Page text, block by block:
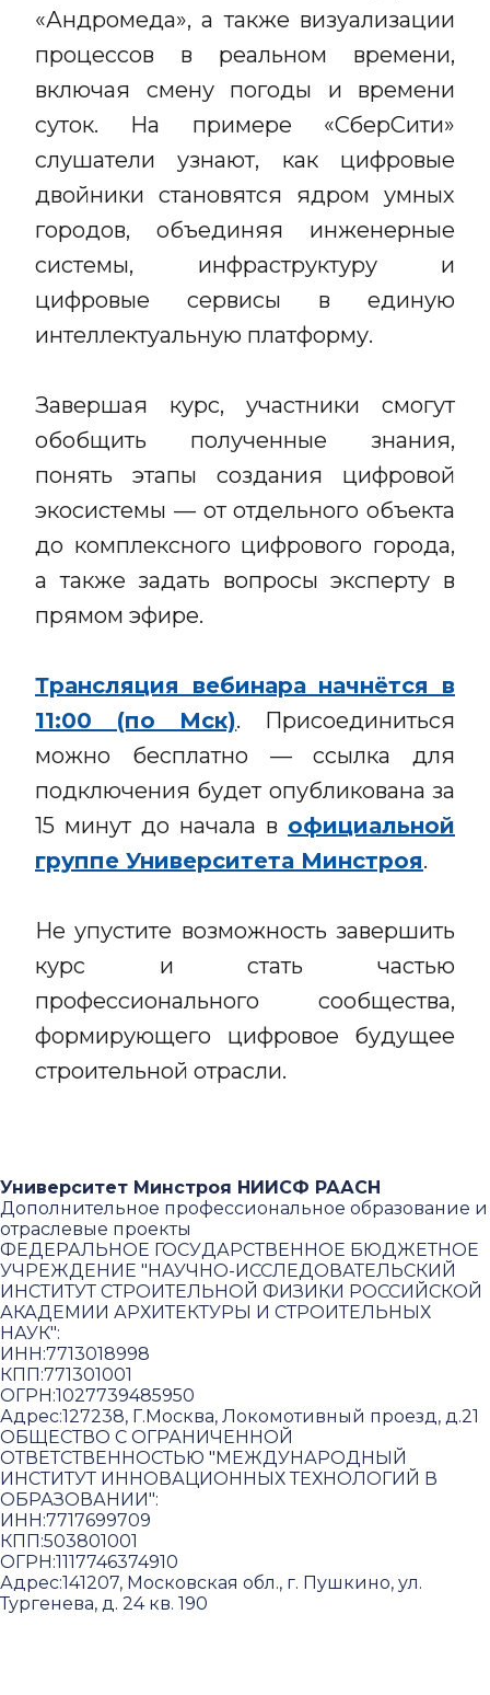
«Андромеда», а также визуализации
процессов в реальном времени,
включая смену погоды и времени
суток. На примере «СберСити»
слушатели узнают, как цифровые
двойники становятся ядром умных
городов, объединяя инженерные
системы, инфраструктуру и
цифровые сервисы в единую
интеллектуальную платформу.
Завершая курс, участники смогут
обобщить полученные знания,
понять этапы создания цифровой
экосистемы — от отдельного объекта
до комплексного цифрового города,
а также задать вопросы эксперту в
прямом эфире.
Трансляция вебинара начнётся в
11:00 (по Мск). Присоединиться
можно бесплатно — ссылка для
подключения будет опубликована за
15 минут до начала в официальной
группе Университета Минстроя.
Не упустите возможность завершить
курс и стать частью
профессионального сообщества,
формирующего цифровое будущее
строительной отрасли.
Университет Минстроя НИИСФ РААСН
Дополнительное профессиональное образование и
отраслевые проекты
ФЕДЕРАЛЬНОЕ ГОСУДАРСТВЕННОЕ БЮДЖЕТНОЕ
УЧРЕЖДЕНИЕ "НАУЧНО-ИССЛЕДОВАТЕЛЬСКИЙ
ИНСТИТУТ СТРОИТЕЛЬНОЙ ФИЗИКИ РОССИЙСКОЙ
АКАДЕМИИ АРХИТЕКТУРЫ И СТРОИТЕЛЬНЫХ
НАУК":
ИНН:7713018998
КПП:771301001
ОГРН:1027739485950
Адрес:127238, Г.Москва, Локомотивный проезд, д.21
ОБЩЕСТВО С ОГРАНИЧЕННОЙ
ОТВЕТСТВЕННОСТЬЮ "МЕЖДУНАРОДНЫЙ
ИНСТИТУТ ИННОВАЦИОННЫХ ТЕХНОЛОГИЙ В
ОБРАЗОВАНИИ":
ИНН:7717699709
КПП:503801001
ОГРН:1117746374910
Адрес:141207, Московская обл., г. Пушкино, ул.
Тургенева, д. 24 кв. 190